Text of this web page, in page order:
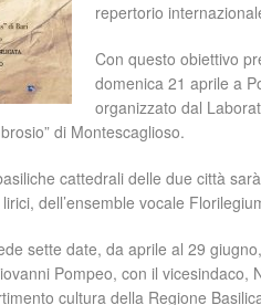
repertorio
Con questo obiettivo
domenica 21 aprile a
organizzato dal
di Montescaglioso.
cattedrali delle due città
dell’ensemble vocale
sette date, da aprile al 29
Pompeo, con il
cultura della Regione